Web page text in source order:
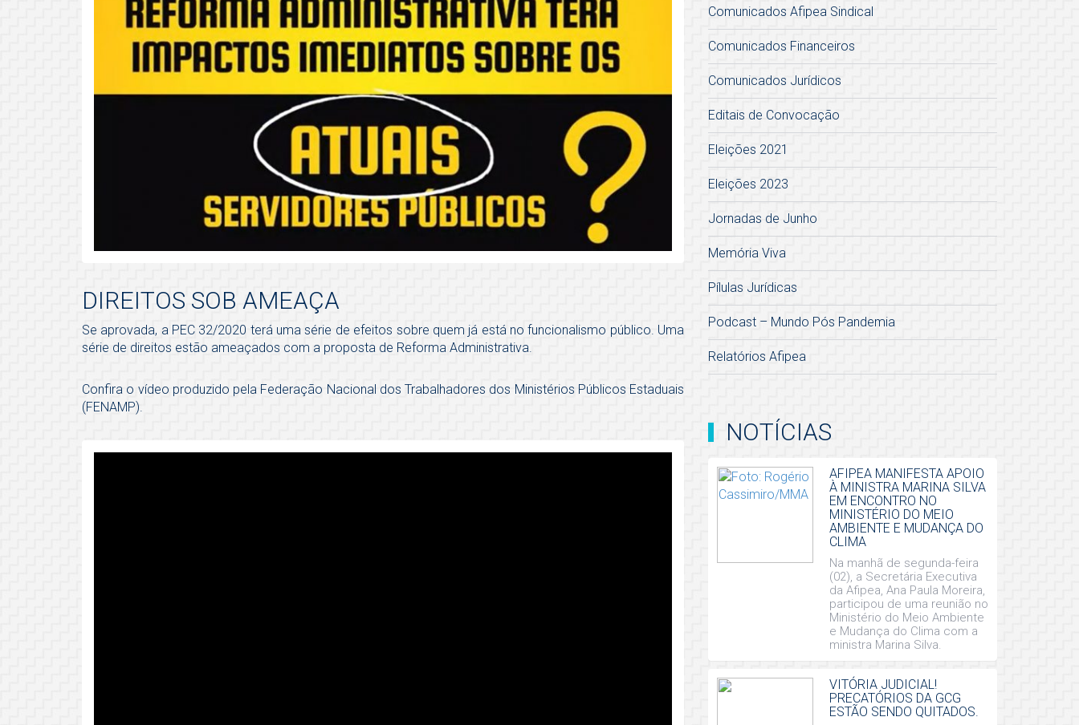
DIREITOS SOB AMEAÇA
Se aprovada, a PEC 32/2020 terá uma série de efeitos sobre quem já está no funcionalismo público. Uma
série de direitos estão ameaçados com a proposta de Reforma Administrativa.
Confira o vídeo produzido pela Federação Nacional dos Trabalhadores dos Ministérios Públicos Estaduais
(FENAMP).
Comunicados Afipea Sindical
Comunicados Financeiros
Comunicados Jurídicos
Editais de Convocação
Eleições 2021
Eleições 2023
Jornadas de Junho
Memória Viva
Pílulas Jurídicas
Podcast – Mundo Pós Pandemia
Relatórios Afipea
NOTÍCIAS
AFIPEA MANIFESTA APOIO
À MINISTRA MARINA SILVA
EM ENCONTRO NO
MINISTÉRIO DO MEIO
AMBIENTE E MUDANÇA DO
CLIMA
Na manhã de segunda-feira
(02), a Secretária Executiva
da Afipea, Ana Paula Moreira,
participou de uma reunião no
Ministério do Meio Ambiente
e Mudança do Clima com a
ministra Marina Silva.
VITÓRIA JUDICIAL!
PRECATÓRIOS DA GCG
ESTÃO SENDO QUITADOS.